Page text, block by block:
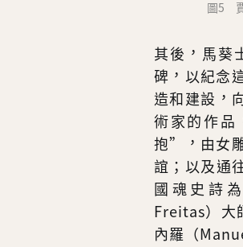
圖5
其後，馬葵
碑，以紀念
造和建設，
術家的作品
抱”，由女
誼；以及通
國魂史詩
Freitas）大
內羅（